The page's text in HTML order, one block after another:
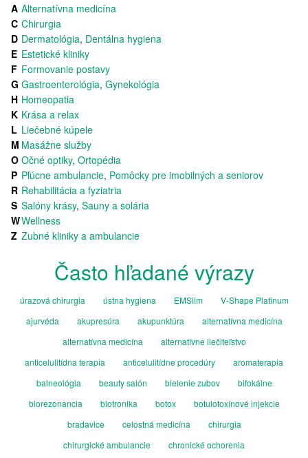
A Alternatívna medicína
C Chirurgia
D Dermatológia, Dentálna hygiena
E Estetické kliniky
F Formovanie postavy
G Gastroenterológia, Gynekológia
H Homeopatia
K Krása a relax
L Liečebné kúpele
M Masážne služby
O Očné optiky, Ortopédia
P Pľúcne ambulancie, Pomôcky pre imobilných a seniorov
R Rehabilitácia a fyziatria
S Salóny krásy, Sauny a solária
WWellness
Z Zubné kliniky a ambulancie
Často hľadané výrazy
úrazová chirurgia ústna hygiena EMSlim
V-Shape Platinum
ajurvéda
akupresúra akupunktúra
alternatívna medicína
alternatívna medicína
alternatívne liečiteľstvo
anticelulitídna terapia
anticelulitídne procedúry
aromaterapia
balneológia
beauty salón bielenie zubov
bifokálne
biorezonancia
biotronika botox
botulotoxínové injekcie
bradavice
celostná medicína
chirurgia
chirurgické ambulancie
chronické ochorenia